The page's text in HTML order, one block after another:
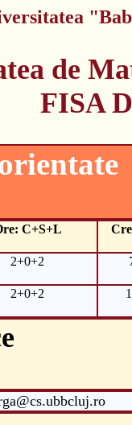
de
FISA
C+S+L
2+0+2
2+0+2